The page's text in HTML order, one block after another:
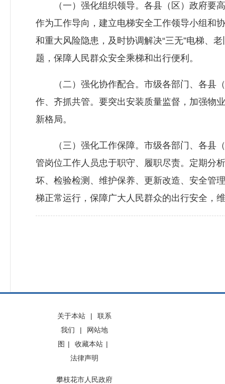
（一）强化组织领导。各县（区）政府要高
作为工作导向，建立电梯安全工作领导小组和
和重大风险隐患，及时协调解决“三无”电梯、
题，保障人民群众安全乘梯和出行便利。
（二）强化协作配合。市级各部门、各县（
作、齐抓共管。要突出安装质量监督，加强物
新格局。
（三）强化工作保障。市级各部门、各县（
管岗位工作人员忠于职守、履职尽责。定期分
坏、检验检测、维护保养、更新改造、安全管
梯正常运行，保障广大人民群众的出行安全，
关于本站 |
联系
我们
|
网站地
图 | 收藏本站 |
法律声明
攀枝花市人民政府